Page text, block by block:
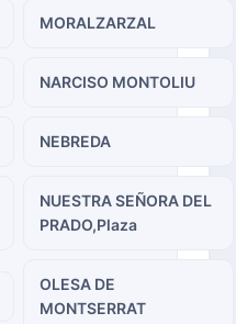
MORALZARZAL
NARCISO MONTOLIU
NEBREDA
NUESTRA SEÑORA DEL
PRADO,Plaza
OLESA DE
MONTSERRAT